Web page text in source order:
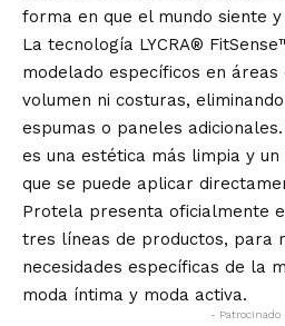
forma en que el mundo siente y
La tecnología LYCRA®
modelado específicos en áreas
volumen ni costuras,
espumas o paneles
es una estética más limpia y
que se puede aplicar
Protela presenta oficialmente
tres líneas de productos, para
necesidades específicas de la
moda íntima y moda activa.
- Patrocinado